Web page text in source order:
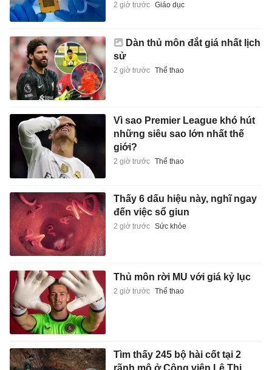
2 giờ trước Giáo dục
Dàn thủ môn đắt giá nhất lịch
sử
2 giờ trước Thể thao
Vì sao Premier League khó hút
những siêu sao lớn nhất thế
giới?
2 giờ trước Thể thao
Thấy 6 dấu hiệu này, nghĩ ngay
đến việc sổ giun
2 giờ trước Sức khỏe
Thủ môn rời MU với giá kỷ lục
2 giờ trước Thể thao
Tìm thấy 245 bộ hài cốt tại 2